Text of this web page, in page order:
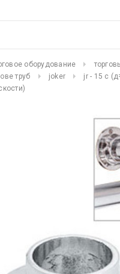
оборудование
труб
joker
jr - 15 с